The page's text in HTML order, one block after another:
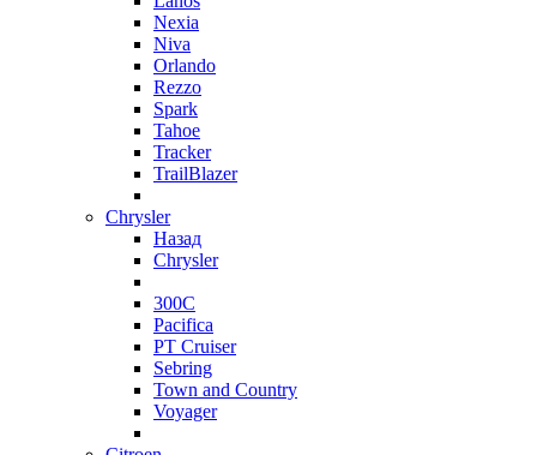
Nexia
Niva
Orlando
Rezzo
Spark
Tahoe
Tracker
TrailBlazer
Chrysler
Назад
Chrysler
300C
Pacifica
PT Cruiser
Sebring
Town and Country
Voyager